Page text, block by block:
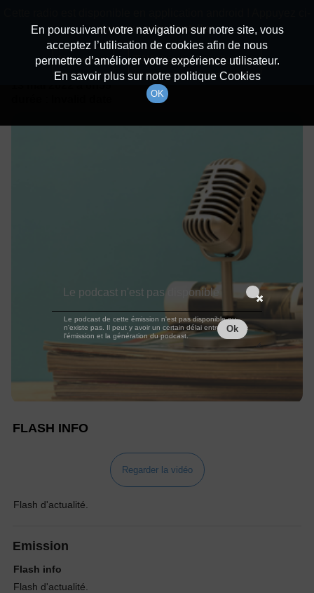
Détails De L'épisode
à 6h59
FLASH INFO
Regarder la vidéo
Flash d'actualité.
Emission
Flash info
Flash d'actualité.
En poursuivant votre navigation sur notre site, vous
acceptez l’utilisation de cookies afin de nous
permettre d’améliorer votre expérience utilisateur.
En savoir plus sur notre politique Cookies
OK
dessous pour l'installer.
Non merci Télécharger l'application
Le podcast n'est pas disponible
Le podcast de cette émission n'est pas disponible ou
n'existe pas. Il peut y avoir un certain délai entre la fin de
l'émission et la génération du podcast.
Ok